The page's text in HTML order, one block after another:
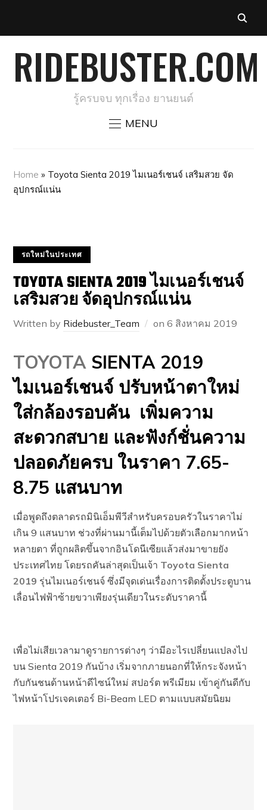
RIDEBUSTER.COM
รู้ครบจบ ทุกเรื่อง ยานยนต์
MENU
Home » Toyota Sienta 2019 ไมเนอร์เชนจ์ เสริมสวย จัด
อุปกรณ์แน่น
รถใหม่ในประเทศ
TOYOTA SIENTA 2019 ไมเนอร์เชนจ์
เสริมสวย จัดอุปกรณ์แน่น
Written by Ridebuster_Team on6 สิงหาคม 2019
TOYOTA SIENTA 2019
ไมเนอร์เชนจ์ ปรับหน้าตาใหม่
ใส่กล้องรอบคัน เพิ่มความ
สะดวกสบาย และฟังก์ชั่นความ
ปลอดภัยครบ ในราคา 7.65-
8.75 แสนบาท
เมื่อพูดถึงตลาดรถมินิเอ็มพีวีสำหรับครอบครัวในราคาไม่
เกิน 9 แสนบาท ช่วงที่ผ่านมานี้เต็มไปด้วยตัวเลือกมากหน้า
หลายตา ที่ถูกผลิตขึ้นจากอินโดนีเซียแล้วส่งมาขายยัง
ประเทศไทย โดยรถคันล่าสุดเป็นเจ้า Toyota Sienta
2019 รุ่นไมเนอร์เชนจ์ ซึ่งมีจุดเด่นเรื่องการติดตั้งประตูบาน
เลื่อนไฟฟ้าซ้ายขวาเพียงรุ่นเดียวในระดับราคานี้
เพื่อไม่เสียเวลามาดูรายการต่างๆ ว่ามีอะไรเปลี่ยนแปลงไป
บน Sienta 2019 กันบ้าง เริ่มจากภายนอกที่ให้กระจังหน้า
กับกันชนด้านหน้าดีไซน์ใหม่ สปอร์ต พรีเมียม เข้าคู่กันดีกับ
ไฟหน้าโปรเจคเตอร์ Bi-Beam LED ตามแบบสมัยนิยม